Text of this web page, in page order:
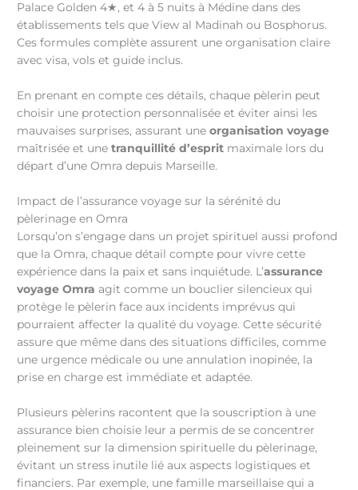
Palace Golden 4★, et 4 à 5 nuits à Médine dans des
établissements tels que View al Madinah ou Bosphorus.
Ces formules complète assurent une organisation claire
avec visa, vols et guide inclus.
En prenant en compte ces détails, chaque pèlerin peut
choisir une protection personnalisée et éviter ainsi les
mauvaises surprises, assurant uneorganisation voyage
maîtrisée et unetranquillité d’esprit maximale lors du
départ d’une Omra depuis Marseille.
Impact de l’assurance voyage sur la sérénité du
pèlerinage en Omra
Lorsqu’on s’engage dans un projet spirituel aussi profond
que la Omra, chaque détail compte pour vivre cette
expérience dans la paix et sans inquiétude. L’assurance
voyage Omra agit comme un bouclier silencieux qui
protège le pèlerin face aux incidents imprévus qui
pourraient affecter la qualité du voyage. Cette sécurité
assure que même dans des situations difficiles, comme
une urgence médicale ou une annulation inopinée, la
prise en charge est immédiate et adaptée.
Plusieurs pèlerins racontent que la souscription à une
assurance bien choisie leur a permis de se concentrer
pleinement sur la dimension spirituelle du pèlerinage,
évitant un stress inutile lié aux aspects logistiques et
financiers. Par exemple, une famille marseillaise qui a